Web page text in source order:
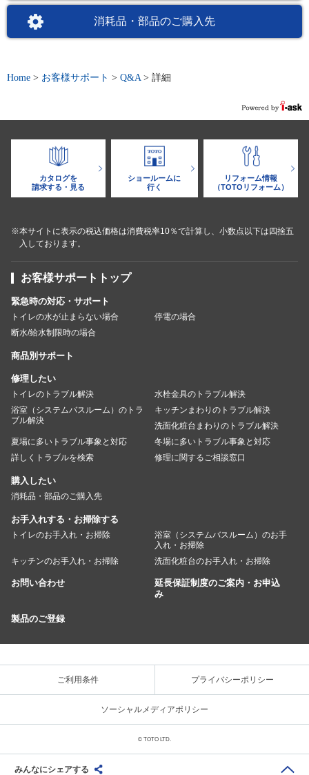
消耗品・部品のご購入先
Home > お客様サポート > Q&A > 詳細
カタログを
請求する・見る
ショールームに
行く
リフォーム情報
（TOTOリフォーム）
※本サイトに表示の税込価格は消費税率10％で計算し、小数点以下は四捨五
入しております。
お客様サポートトップ
緊急時の対応・サポート
トイレの水が止まらない場合
停電の場合
断水/給水制限時の場合
商品別サポート
修理したい
トイレのトラブル解決
水栓金具のトラブル解決
浴室（システムバスルーム）のトラ
ブル解決
キッチンまわりのトラブル解決
洗面化粧台まわりのトラブル解決
夏場に多いトラブル事象と対応
冬場に多いトラブル事象と対応
詳しくトラブルを検索
修理に関するご相談窓口
購入したい
消耗品・部品のご購入先
お手入れする・お掃除する
トイレのお手入れ・お掃除
浴室（システムバスルーム）のお手
入れ・お掃除
キッチンのお手入れ・お掃除
洗面化粧台のお手入れ・お掃除
お問い合わせ
延長保証制度のご案内・お申込
み
製品のご登録
ご利用条件 プライバシーポリシー
ソーシャルメディアポリシー
みんなにシェアする
© TOTO LTD.